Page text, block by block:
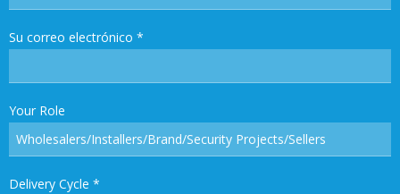
Su correo electrónico *
Your Role
Delivery Cycle *